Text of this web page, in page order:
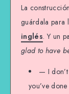
La
guárdala para
inglés. Y un
glad to have
— I
you’ve